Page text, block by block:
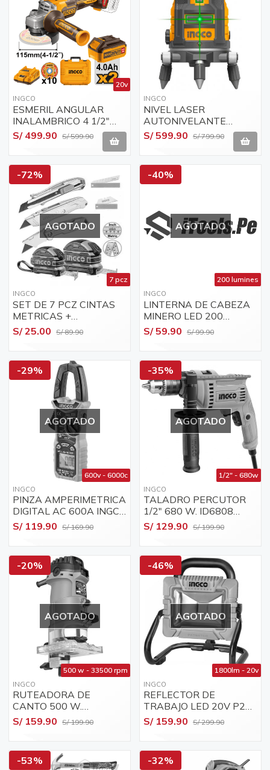
20v
INGCO
ESMERIL ANGULAR
INALAMBRICO 4 1/2"
20V + 2 BAT 4A,H
INGCO / CAGLI211542
S/ 499.90 S/ 599.90
INGCO
NIVEL LASER
AUTONIVELANTE
INDUSTRIAL VERDE
INGCO HLL305205
S/ 599.90 S/ 799.90
-72%
AGOTADO
7 pcz
INGCO
SET DE 7 PCZ CINTAS
METRICAS +
CUCHILLAS +
REPUESTOS INGCO /
S/ 25.00 S/ 89.90
-40%
AGOTADO
200 lumines
INGCO
LINTERNA DE CABEZA
MINERO LED 200
VOLUMENES +
GUANTES MECANICO
S/ 59.90 S/ 99.90
-29%
AGOTADO
600v - 6000c
INGCO
PINZA AMPERIMETRICA
DIGITAL AC 600A INGCO
DCM6003
S/ 119.90 S/ 169.90
-35%
AGOTADO
1/2" - 680w
INGCO
TALADRO PERCUTOR
1/2" 680 W. ID6808
"INGCO"
S/ 129.90 S/ 199.90
-20%
AGOTADO
500 w - 33500 rpm
INGCO
RUTEADORA DE
CANTO 500 W.
PLM5002 "INGCO"
S/ 159.90 S/ 199.90
-46%
AGOTADO
1800lm - 20v
INGCO
REFLECTOR DE
TRABAJO LED 20V P20S
INGCO CWLI2025
S/ 159.90 S/ 299.90
-53% -32%